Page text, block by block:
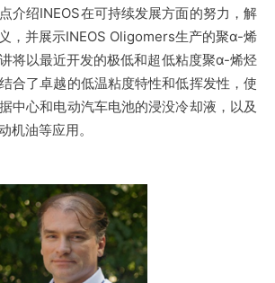
介绍INEOS在可持续发展方面的努力，解
，并展示INEOS Oligomers生产的聚α-烯
将以最近开发的极低和超低粘度聚α-烯烃
合了卓越的低温粘度特性和低挥发性，使
中心和电动汽车电池的浸没冷却液，以及
机油等应用。